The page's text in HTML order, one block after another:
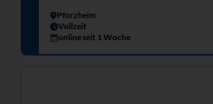
Pforzheim
Vollzeit
online seit 1 Woche